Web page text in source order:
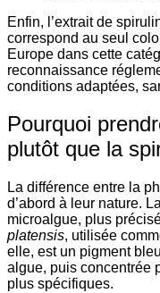
Enfin, l’extrait de
correspond au seul
Europe dans cette
reconnaissance
conditions adaptées,
Pourquoi
plutôt que la
La différence entre la
d’abord à leur nature.
microalgue, plus
platensis, utilisée
elle, est un pigment
algue, puis concentrée
plus spécifiques.